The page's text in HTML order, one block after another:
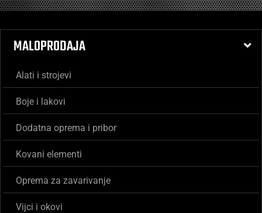
MALOPRODAJA
Alati i strojevi
Boje i lakovi
Dodatna oprema i pribor
Kovani elementi
Oprema za zavarivanje
Vijci i okovi